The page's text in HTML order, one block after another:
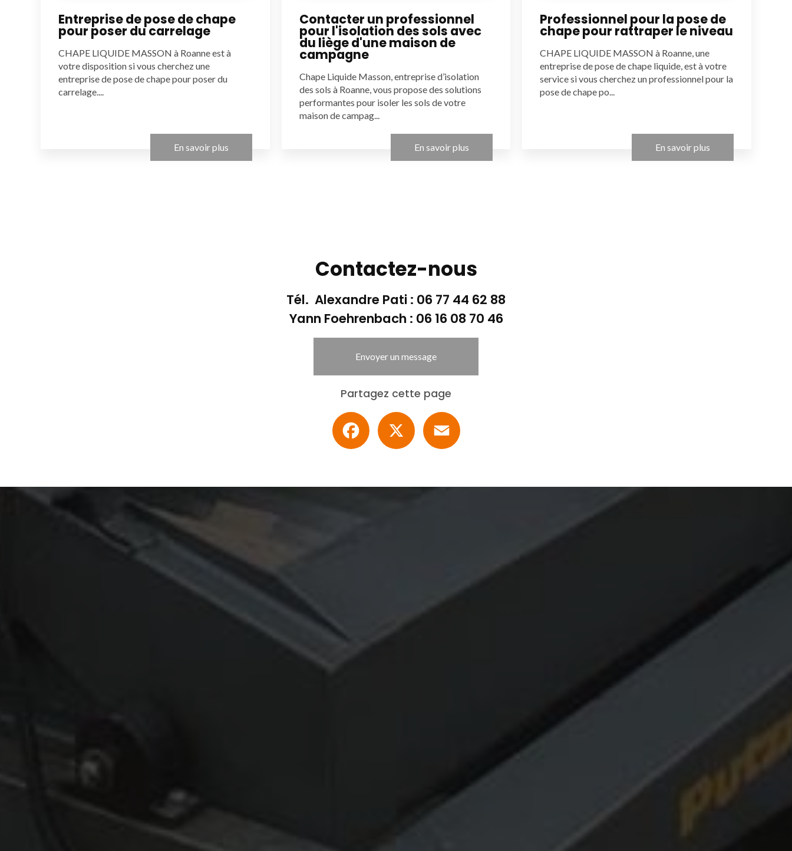
Entreprise de pose de chape
pour poser du carrelage
CHAPE LIQUIDE MASSON à Roanne est à
votre disposition si vous cherchez une
entreprise de pose de chape pour poser du
carrelage....
En savoir plus
Contacter un professionnel
pour l'isolation des sols avec
du liège d'une maison de
campagne
Chape Liquide Masson, entreprise d’isolation
des sols à Roanne, vous propose des solutions
performantes pour isoler les sols de votre
maison de campag...
En savoir plus
Professionnel pour la pose de
chape pour rattraper le niveau
CHAPE LIQUIDE MASSON à Roanne, une
entreprise de pose de chape liquide, est à votre
service si vous cherchez un professionnel pour la
pose de chape po...
En savoir plus
Contactez-nous
Tél. Alexandre Pati : 06 77 44 62 88
Yann Foehrenbach : 06 16 08 70 46
Envoyer un message
Partagez cette page
Facebook